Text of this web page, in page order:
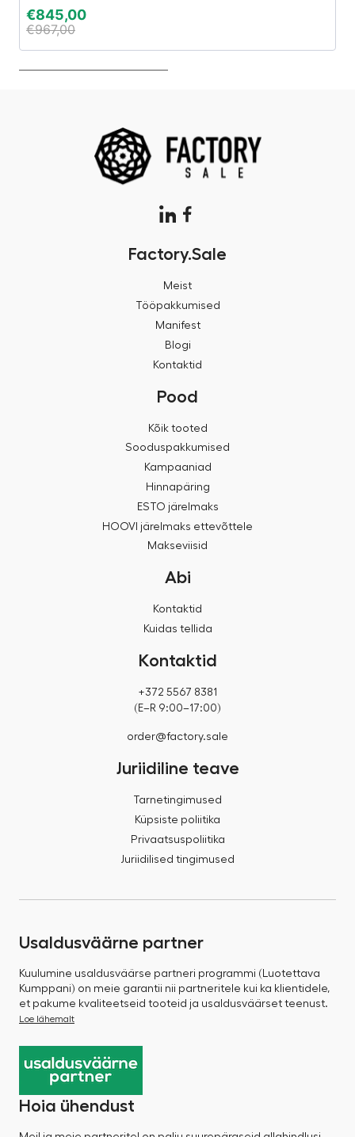
€845,00
€967,00
Factory.Sale
Meist
Tööpakkumised
Manifest
Blogi
Kontaktid
Pood
Kõik tooted
Sooduspakkumised
Kampaaniad
Hinnapäring
ESTO järelmaks
HOOVI järelmaks ettevõttele
Makseviisid
Abi
Kontaktid
Kuidas tellida
Kontaktid
+372 5567 8381
(E–R 9:00–17:00)
order@factory.sale
Juriidiline teave
Tarnetingimused
Küpsiste poliitika
Privaatsuspoliitika
Juriidilised tingimused
Usaldusväärne partner
Kuulumine usaldusväärse partneri programmi (Luotettava
Kumppani) on meie garantii nii partneritele kui ka klientidele,
et pakume kvaliteetseid tooteid ja usaldusväärset teenust.
Loe lähemalt
Hoia ühendust